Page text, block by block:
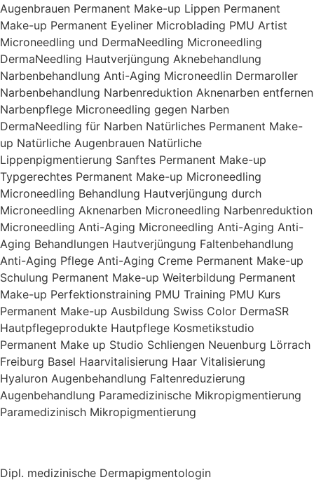
Augenbrauen Permanent Make-up Lippen Permanent
Make-up Permanent Eyeliner Microblading PMU Artist
Microneedling und DermaNeedling Microneedling
DermaNeedling Hautverjüngung Aknebehandlung
Narbenbehandlung Anti-Aging Microneedlin Dermaroller
Narbenbehandlung Narbenreduktion Aknenarben entfernen
Narbenpflege Microneedling gegen Narben
DermaNeedling für Narben Natürliches Permanent Make-
up Natürliche Augenbrauen Natürliche
Lippenpigmentierung Sanftes Permanent Make-up
Typgerechtes Permanent Make-up Microneedling
Microneedling Behandlung Hautverjüngung durch
Microneedling Aknenarben Microneedling Narbenreduktion
Microneedling Anti-Aging Microneedling Anti-Aging Anti-
Aging Behandlungen Hautverjüngung Faltenbehandlung
Anti-Aging Pflege Anti-Aging Creme Permanent Make-up
Schulung Permanent Make-up Weiterbildung Permanent
Make-up Perfektionstraining PMU Training PMU Kurs
Permanent Make-up Ausbildung Swiss Color DermaSR
Hautpflegeprodukte Hautpflege Kosmetikstudio
Permanent Make up Studio Schliengen Neuenburg Lörrach
Freiburg Basel Haarvitalisierung Haar Vitalisierung
Hyaluron Augenbehandlung Faltenreduzierung
Augenbehandlung Paramedizinische Mikropigmentierung
Paramedizinisch Mikropigmentierung
Dipl. medizinische Dermapigmentologin